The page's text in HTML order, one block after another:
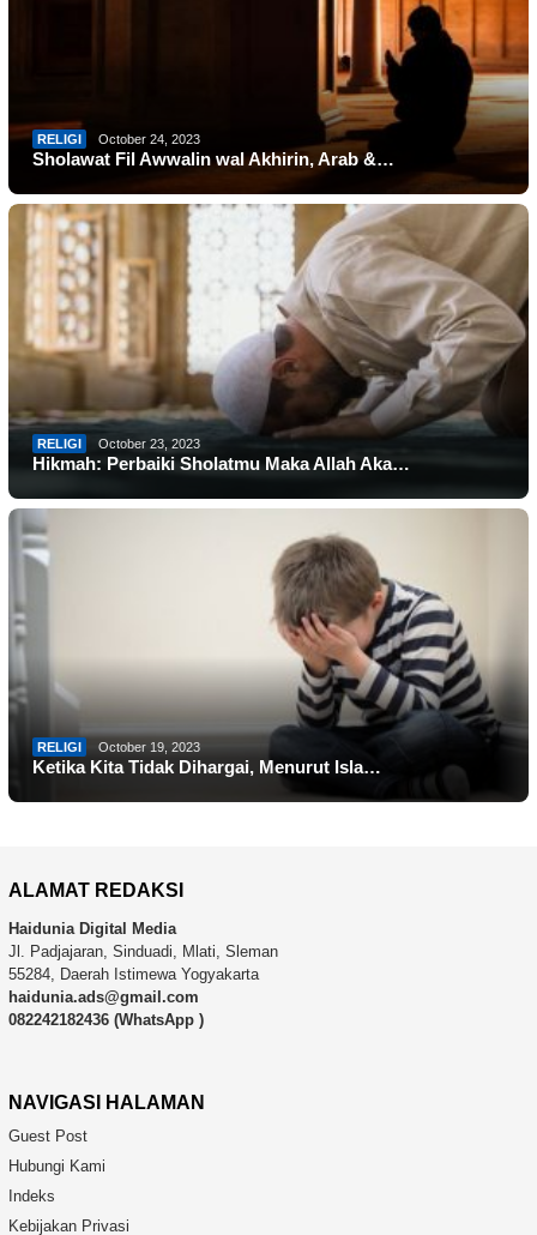
RELIGI October 24, 2023
Sholawat Fil Awwalin wal Akhirin, Arab &…
RELIGI October 23, 2023
Hikmah: Perbaiki Sholatmu Maka Allah Aka…
RELIGI October 19, 2023
Ketika Kita Tidak Dihargai, Menurut Isla…
ALAMAT REDAKSI
Haidunia Digital Media
Jl. Padjajaran, Sinduadi, Mlati, Sleman
55284, Daerah Istimewa Yogyakarta
haidunia.ads@gmail.com
082242182436 (WhatsApp )
NAVIGASI HALAMAN
Guest Post
Hubungi Kami
Indeks
Kebijakan Privasi